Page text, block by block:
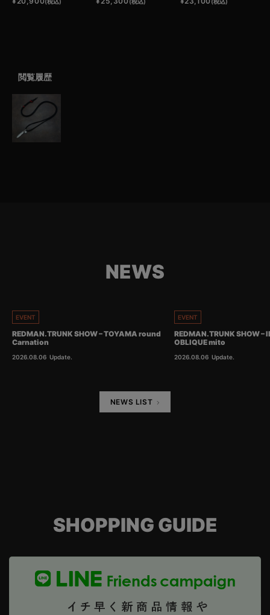
閲覧履歴
NEWS
EVENT
REDMAN.TRUNK SHOW – TOYAMA round
Carnation
2026.08.06 Update.
EVENT
REDMAN.TRUNK SHOW
OBLIQUE mito
2026.08.06 Update.
NEWS LIST
SHOPPING GUIDE